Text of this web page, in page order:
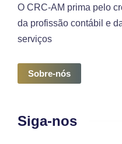
O CRC-AM prima pelo
da profissão contábil e
serviços
Sobre-nós
Siga-nos